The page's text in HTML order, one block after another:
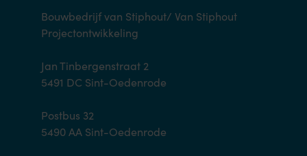
Bouwbedrijf van Stiphout/ Van Stiphout
Projectontwikkeling
Jan Tinbergenstraat 2
5491 DC Sint-Oedenrode
Postbus 32
5490 AA Sint-Oedenrode